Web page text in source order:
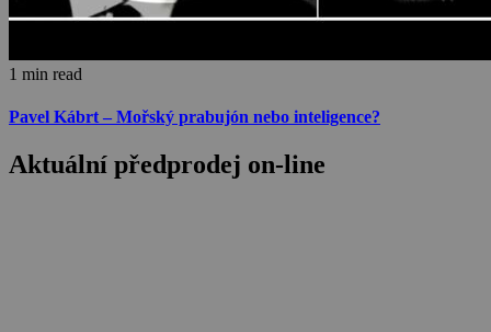
1 min read
Pavel Kábrt – Mořský prabujón nebo inteligence?
Aktuální předprodej on-line